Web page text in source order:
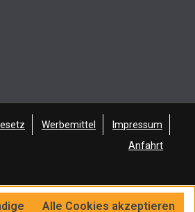
Werbemittel
Impressum
Anfahrt
Alle Cookies akzeptieren